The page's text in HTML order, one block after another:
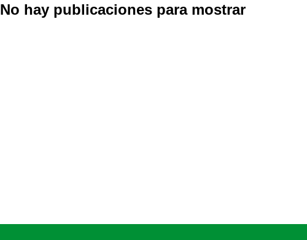
No hay publicaciones para mostrar